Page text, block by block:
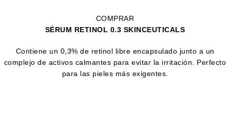
COMPRAR
SÉRUM RETINOL 0.3 SKINCEUTICALS
Contiene un 0,3% de retinol libre encapsulado junto a un
complejo de activos calmantes para evitar la irritación. Perfecto
para las pieles más exigentes.